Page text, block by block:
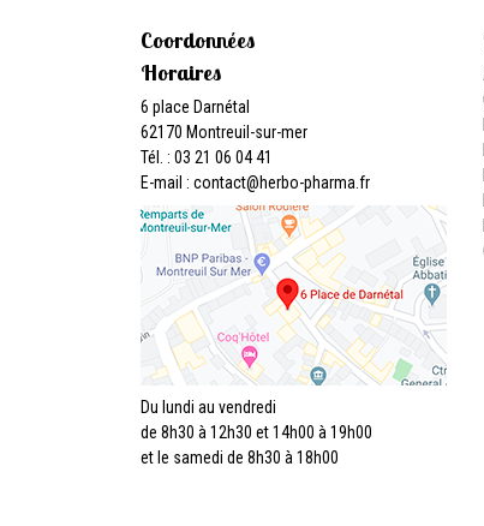
Coordonnées
Horaires
6 place Darnétal
62170 Montreuil-sur-mer
Tél. : 03 21 06 04 41
E-mail : contact@herbo-pharma.fr
Du lundi au vendredi
de 8h30 à 12h30 et 14h00 à 19h00
et le samedi de 8h30 à 18h00